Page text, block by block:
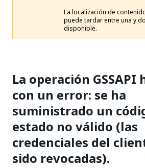
La localización de
puede tardar entre una y
disponible.
La operación
con un error: se ha
suministrado un
estado no válido (las
credenciales del
sido revocadas).